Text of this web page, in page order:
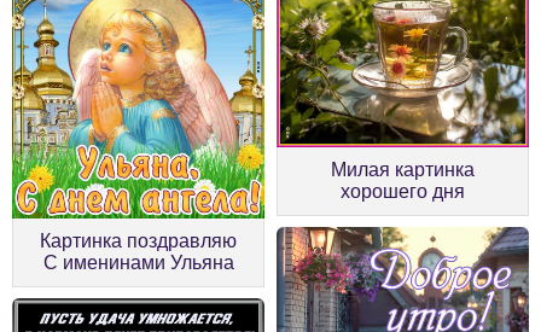
Картинка поздравляю
С именинами Ульяна
Милая картинка
хорошего дня